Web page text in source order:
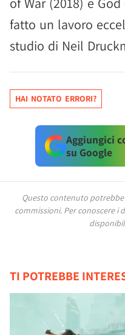
fatto un lavoro
studio di Neil
HAI NOTATO ERRORI?
Aggiungici
su Google
Questo contenuto
commissioni. Per conoscere i
TI POTREBBE